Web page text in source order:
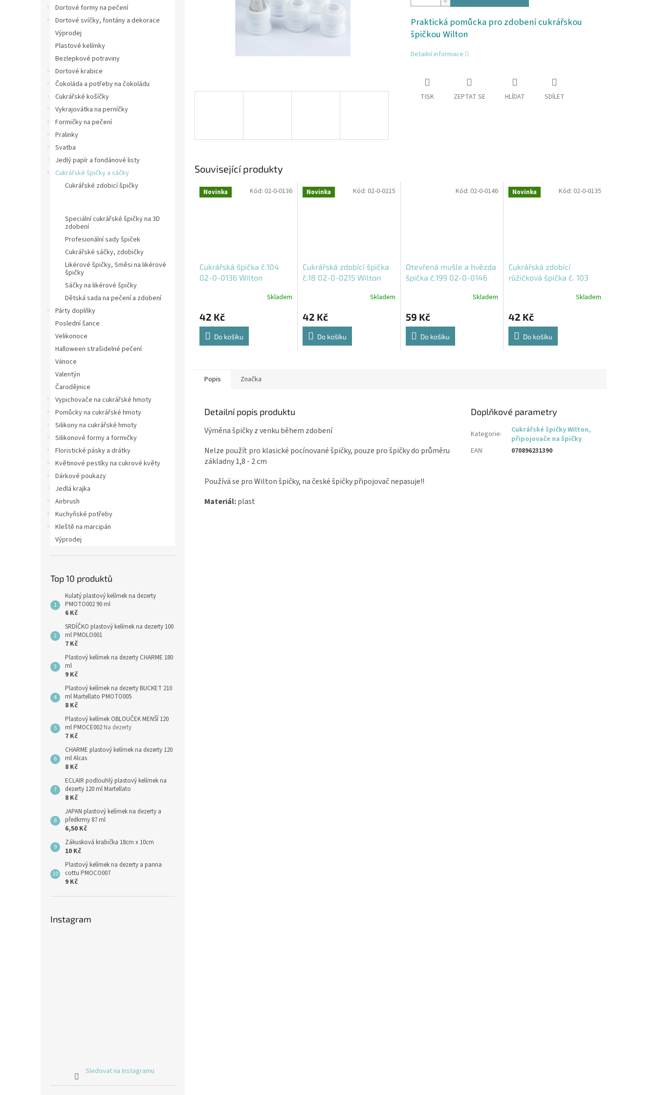
Dortové formy na pečení
Dortové svíčky, fontány a dekorace
Výprodej
Plastové kelímky
Bezlepkové potraviny
Dortové krabice
Čokoláda a potřeby na čokoládu
Cukrářské košíčky
Vykrajovátka na perníčky
Formičky na pečení
Pralinky
Svatba
Jedlý papír a fondánové listy
Cukrářské špičky a sáčky
Cukrářské zdobicí špičky
Speciální cukrářské špičky na 3D
zdobení
Profesionální sady špiček
Cukrářské sáčky, zdobičky
Likérové špičky, Směsi na likérové
špičky
Sáčky na likérové špičky
Dětská sada na pečení a zdobení
Párty doplňky
Poslední šance
Velikonoce
Halloween strašidelné pečení
Vánoce
Valentýn
Čarodějnice
Vypichovače na cukrářské hmoty
Pomůcky na cukrářské hmoty
Silikony na cukrářské hmoty
Silikonové formy a formičky
Floristické pásky a drátky
Květinové pestíky na cukrové květy
Dárkové poukazy
Jedlá krajka
Airbrush
Kuchyňské potřeby
Kleště na marcipán
Výprodej
Top 10 produktů
Kulatý plastový kelímek na dezerty
PMOTO002 90 ml
6 Kč
SRDÍČKO plastový kelímek na dezerty 100
ml PMOLO001
7 Kč
Plastový kelímek na dezerty CHARME 180
ml
9 Kč
Plastový kelímek na dezerty BUCKET 210
ml Martellato PMOTO005
8 Kč
Plastový kelímek OBLOUČEK MENŠÍ 120
ml PMOCE002 Na dezerty
7 Kč
CHARME plastový kelímek na dezerty 120
ml Alcas
8 Kč
ECLAIR podlouhlý plastový kelímek na
dezerty 120 ml Martellato
8 Kč
JAPAN plastový kelímek na dezerty a
předkrmy 87 ml
6,50 Kč
Zákusková krabička 18cm x 10cm
10 Kč
Plastový kelímek na dezerty a panna
cottu PMOCO007
9 Kč
Instagram
Sledovat na Instagramu
Praktická pomůcka pro zdobení cukrářskou
špičkou Wilton
Detailní informace
TISK ZEPTAT SE HLÍDAT SDÍLET
Související produkty
Novinka
Cukrářská špička č.104
02-0-0136 Wilton
Skladem
42 Kč
Do košíku
Kód: 02-0-0136 Novinka
Cukrářská zdobící špička
č.18 02-0-0215 Wilton
Skladem
42 Kč
Do košíku
Kód: 02-0-0215
Otevřená mušle a hvězda
špička č.199 02-0-0146
Skladem
59 Kč
Do košíku
Kód: 02-0-0146 Novinka
Cukrářská zdobící
růžičková špička č. 103
Skladem
42 Kč
Do košíku
Kód: 02-0-0135
Popis Značka
Detailní popis produktu
Výměna špičky z venku během zdobení
Nelze použít pro klasické pocínované špičky, pouze pro špičky do průměru
základny 1,8 - 2 cm
Používá se pro Wilton špičky, na české špičky připojovač nepasuje!!
Materiál:plast
Doplňkové parametry
Kategorie:
Cukrářské špičky Wilton,
připojovače na špičky
EAN: 070896231390